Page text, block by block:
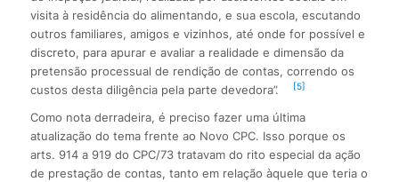
visita à residência do alimentando, e sua escola, escutando
outros familiares, amigos e vizinhos, até onde for possível e
discreto, para apurar e avaliar a realidade e dimensão da
pretensão processual de rendição de contas, correndo os
custos desta diligência pela parte devedora”.
[5]
Como nota derradeira, é preciso fazer uma última
atualização do tema frente ao Novo CPC. Isso porque os
arts. 914 a 919 do CPC/73 tratavam do rito especial da ação
de prestação de contas, tanto em relação àquele que teria o